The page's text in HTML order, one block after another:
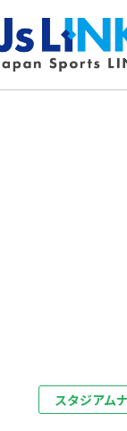
スタジアム